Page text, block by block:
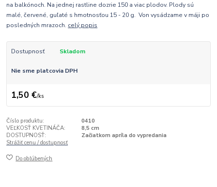
na balkónoch. Na jednej rastline dozrie 150 a viac plodov. Plody sú
malé, červené, guľaté s hmotnosťou 15 - 20 g. Von vysádzame v máji po
posledných mrazoch. celý popis
Dostupnosť Skladom
Nie sme platcovia DPH
1,50 €/ks
Číslo produktu:
0410
VEĽKOSŤ KVETINÁČA:
8,5 cm
DOSTUPNOSŤ:
Začiatkom apríla do vypredania
Strážiť cenu / dostupnosť
Do obľúbených